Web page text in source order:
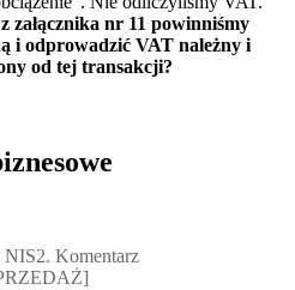
załącznika nr 11 powinniśmy
i odprowadzić VAT należny i
od tej transakcji?
Komentarz [PRZEDSPRZEDAŻ],
Komentarz